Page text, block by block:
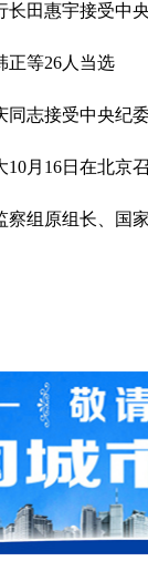
田惠宇接受中
正等26人当选
志接受中央纪
月16日在北京
组原组长、国